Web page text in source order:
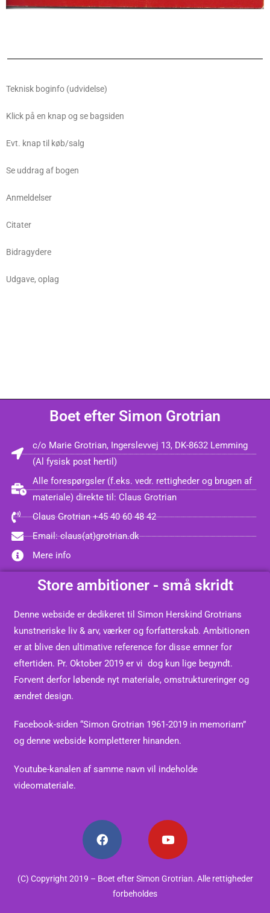
Teknisk boginfo (udvidelse)
Klick på en knap og se bagsiden
Evt. knap til køb/salg
Se uddrag af bogen
Anmeldelser
Citater
Bidragydere
Udgave, oplag
Boet efter Simon Grotrian
c/o Marie Grotrian, Ingerslevvej 13, DK-8632 Lemming
(Al fysisk post hertil)
Alle forespørgsler (f.eks. vedr. rettigheder og brugen af
materiale) direkte til: Claus Grotrian
Claus Grotrian +45 40 60 48 42
Email: claus(at)grotrian.dk
Mere info
Store ambitioner - små skridt
Denne webside er dedikeret til Simon Herskind Grotrians
kunstneriske liv & arv, værker og forfatterskab. Ambitionen
er at blive den ultimative reference for disse emner for
eftertiden. Pr. Oktober 2019 er vi dog kun lige begyndt.
Forvent derfor løbende nyt materiale, omstruktureringer og
ændret design.
Facebook-siden “Simon Grotrian 1961-2019 in memoriam”
og denne webside kompletterer hinanden.
Youtube-kanalen af samme navn vil indeholde
videomateriale.
(C) Copyright 2019 – Boet efter Simon Grotrian. Alle rettigheder
forbeholdes